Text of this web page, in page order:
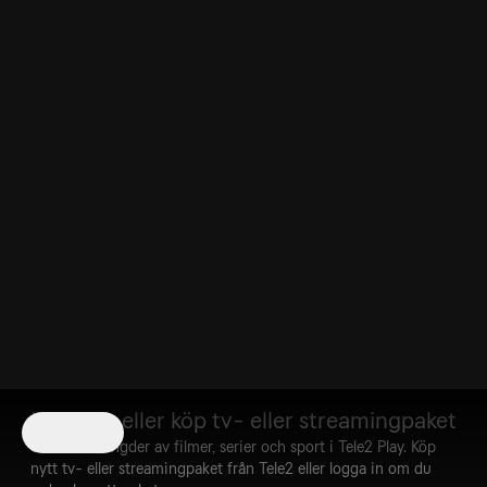
Logga in eller köp tv- eller streamingpaket
Streama mängder av filmer, serier och sport i Tele2 Play. Köp
nytt tv- eller streamingpaket från Tele2 eller logga in om du